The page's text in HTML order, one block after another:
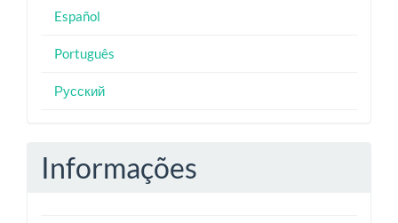
Español
Português
Русский
Informações